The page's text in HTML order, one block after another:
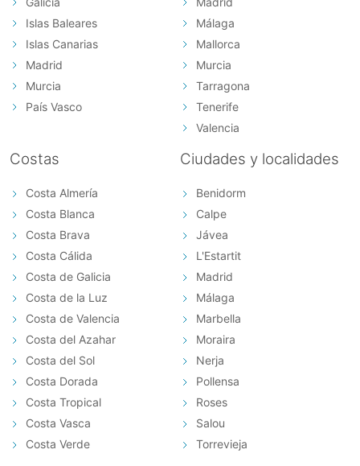
Islas Baleares
Islas Canarias
Madrid
Murcia
País Vasco
Málaga
Mallorca
Murcia
Tarragona
Tenerife
Valencia
Costas
Costa Almería
Costa Blanca
Costa Brava
Costa Cálida
Costa de Galicia
Costa de la Luz
Costa de Valencia
Costa del Azahar
Costa del Sol
Costa Dorada
Costa Tropical
Costa Vasca
Costa Verde
Ciudades y localidades
Benidorm
Calpe
Jávea
L'Estartit
Madrid
Málaga
Marbella
Moraira
Nerja
Pollensa
Roses
Salou
Torrevieja